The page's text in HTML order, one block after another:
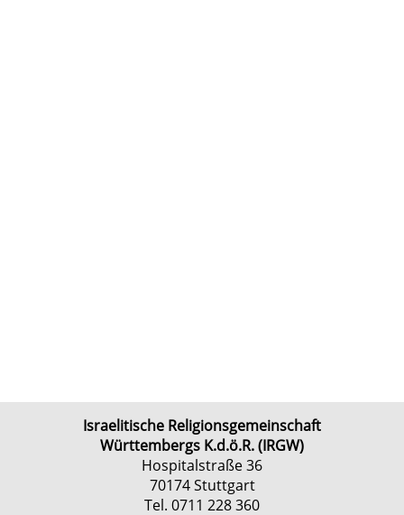
Israelitische Religionsgemeinschaft
Württembergs K.d.ö.R. (IRGW)
Hospitalstraße 36
70174 Stuttgart
Tel. 0711 228 360